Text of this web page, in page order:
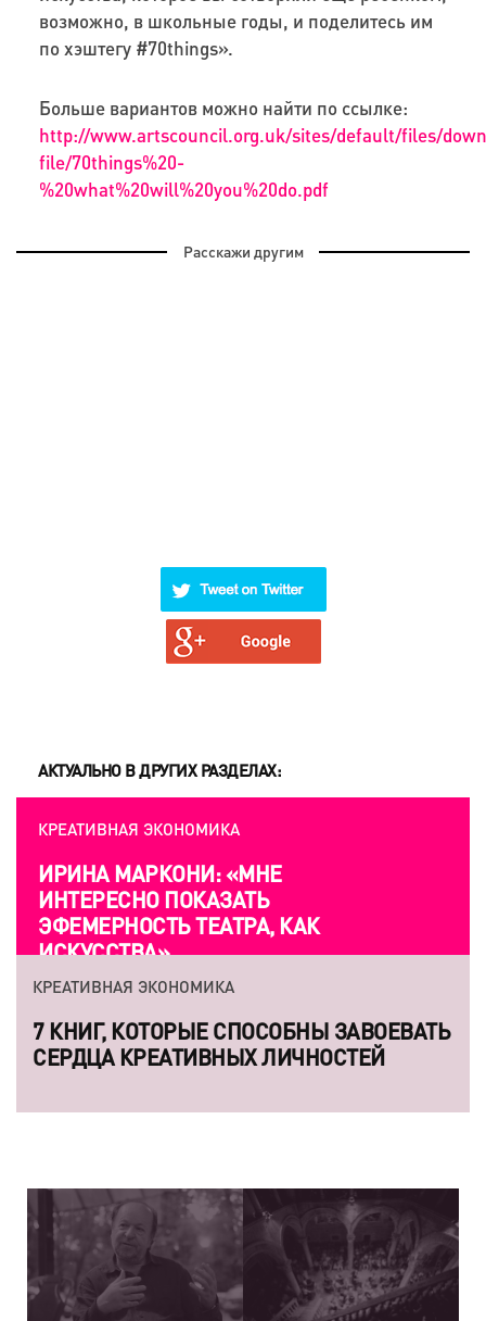
возможно, в школьные годы, и поделитесь им
по хэштегу #70things».
Больше вариантов можно найти по ссылке:
http://www.artscouncil.org.uk/sites/default/files/
file/70things%20-
%20what%20will%20you%20do.pdf
Расскажи другим
АКТУАЛЬНО В ДРУГИХ РАЗДЕЛАХ:
КРЕАТИВНАЯ ЭКОНОМИКА
ИРИНА МАРКОНИ: «МНЕ
ИНТЕРЕСНО ПОКАЗАТЬ
ЭФЕМЕРНОСТЬ ТЕАТРА, КАК
ИСКУССТВА»
КРЕАТИВНАЯ ЭКОНОМИКА
7 КНИГ, КОТОРЫЕ СПОСОБНЫ ЗАВОЕВАТЬ
СЕРДЦА КРЕАТИВНЫХ ЛИЧНОСТЕЙ